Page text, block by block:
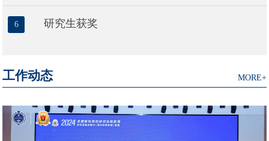
6 研究生获奖
MORE+
工作动态